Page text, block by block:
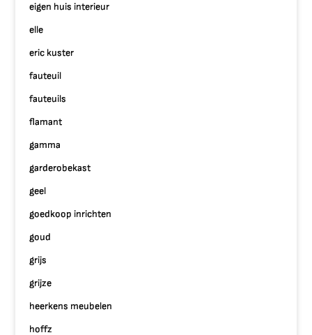
eigen huis interieur
elle
eric kuster
fauteuil
fauteuils
flamant
gamma
garderobekast
geel
goedkoop inrichten
goud
grijs
grijze
heerkens meubelen
hoffz